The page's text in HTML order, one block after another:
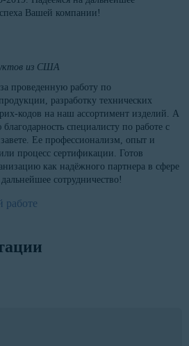
Вашей компании!
из США
проведенную работу по
разработку технических
кодов на наш ассортимент изделий. А
специалисту по работе с
Ее профессионализм, опыт и
процесс сертификации. Готов
как надёжного партнера в сфере
сотрудничество!
работе